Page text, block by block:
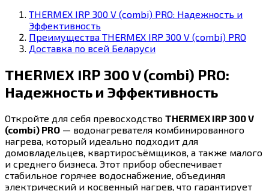
THERMEX IRP 300 V (combi) PRO: Надежность и
Эффективность
Преимущества THERMEX IRP 300 V (combi) PRO
Доставка по всей Беларуси
THERMEX IRP 300 V (combi) PRO:
Надежность и Эффективность
Откройте для себя превосходство THERMEX IRP 300 V
(combi) PRO — водонагревателя комбинированного
нагрева, который идеально подходит для
домовладельцев, квартиросъёмщиков, а также малого
и среднего бизнеса. Этот прибор обеспечивает
стабильное горячее водоснабжение, объединяя
электрический и косвенный нагрев, что гарантирует